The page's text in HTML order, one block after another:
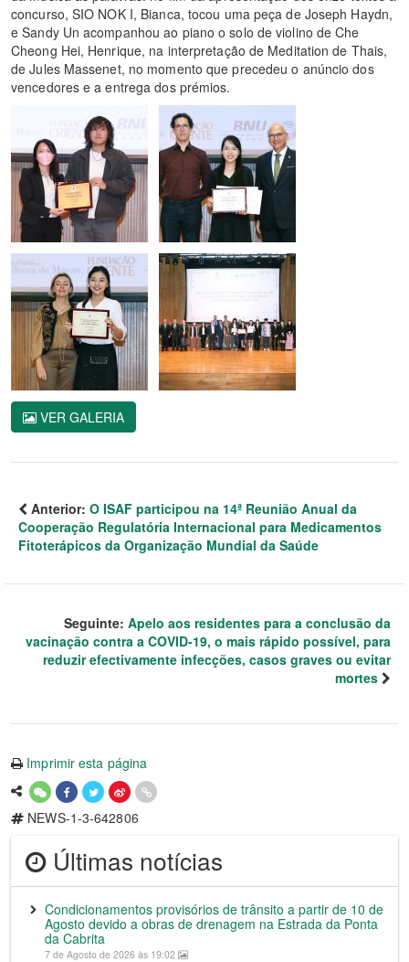
concurso, SIO NOK I, Bianca, tocou uma peça de Joseph Haydn,
e Sandy Un acompanhou ao piano o solo de violino de Che
Cheong Hei, Henrique, na interpretação de Meditation de Thais,
de Jules Massenet, no momento que precedeu o anúncio dos
vencedores e a entrega dos prémios.
VER GALERIA
Anterior: O ISAF participou na 14ª Reunião Anual da
Cooperação Regulatória Internacional para Medicamentos
Fitoterápicos da Organização Mundial da Saúde
Seguinte: Apelo aos residentes para a conclusão da
vacinação contra a COVID-19, o mais rápido possível, para
reduzir efectivamente infecções, casos graves ou evitar
mortes
Imprimir esta página
NEWS-1-3-642806
Últimas notícias
Condicionamentos provisórios de trânsito a partir de 10 de
Agosto devido a obras de drenagem na Estrada da Ponta
da Cabrita
7 de Agosto de 2026 às 19:02